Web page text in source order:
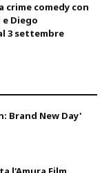
comedy con
Diego
3 settembre
Brand New Day'